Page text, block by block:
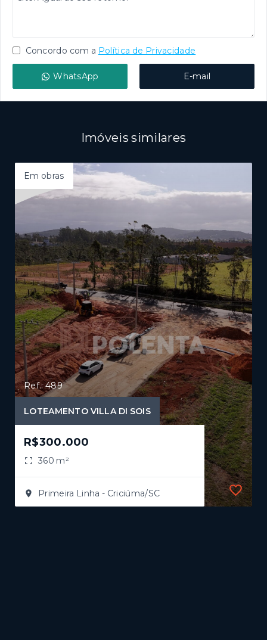
Concordo com a Política de Privacidade
WhatsApp E-mail
Imóveis similares
Em obras
Ref.: 489
LOTEAMENTO VILLA DI SOIS
R$300.000
360 m²
Primeira Linha - Criciúma/SC